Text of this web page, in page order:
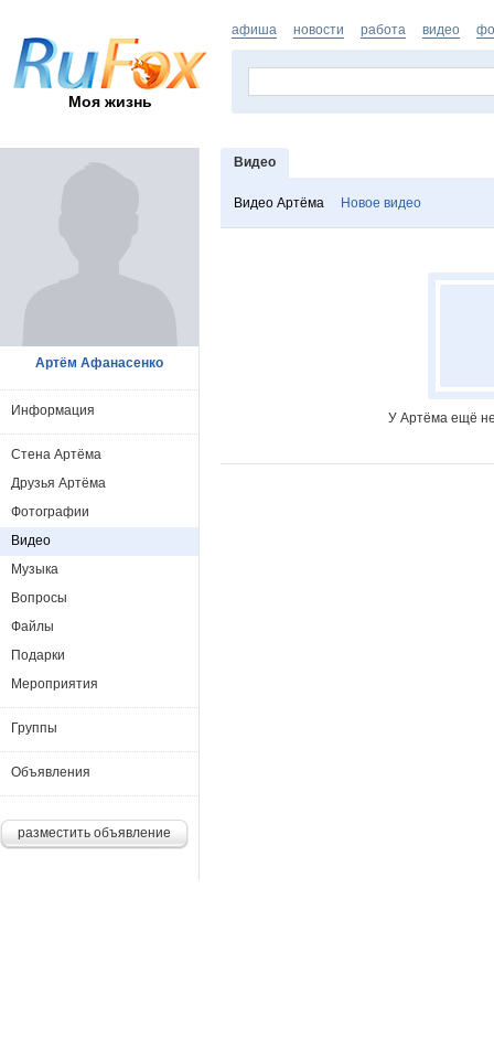
Моя жизнь
афиша новости работа видео
Видео
Видео Артёма Новое видео
У Артёма ещё
Артём Афанасенко
Информация
Стена Артёма
Друзья Артёма
Фотографии
Видео
Музыка
Вопросы
Файлы
Подарки
Мероприятия
Группы
Объявления
разместить объявление